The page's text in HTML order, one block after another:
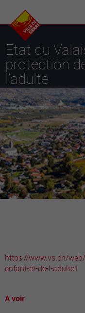
Etat du
protection
l’adulte
https://www.vs.ch/
enfant-et-de-l-adulte1
A voir